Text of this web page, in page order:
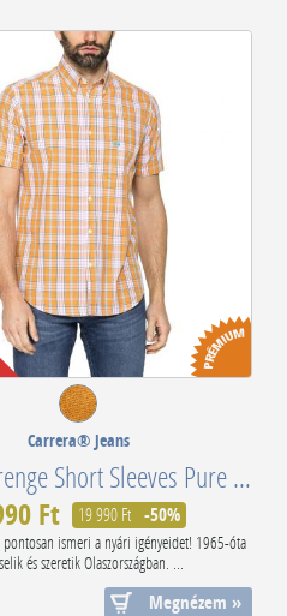
Carrera® Jeans
Regular Orenge Short Sleeves Pure Cotton 213C1230AD90
Ft 19 990 Ft -50%
ismeri a nyári igényeidet! 1965-óta
és szeretik Olaszországban. ...
Megnézem »